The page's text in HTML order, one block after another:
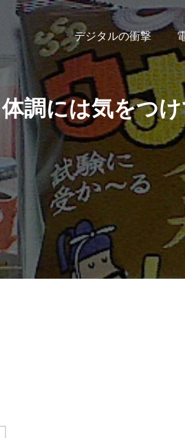
デジタルの衝撃
調には気をつけ